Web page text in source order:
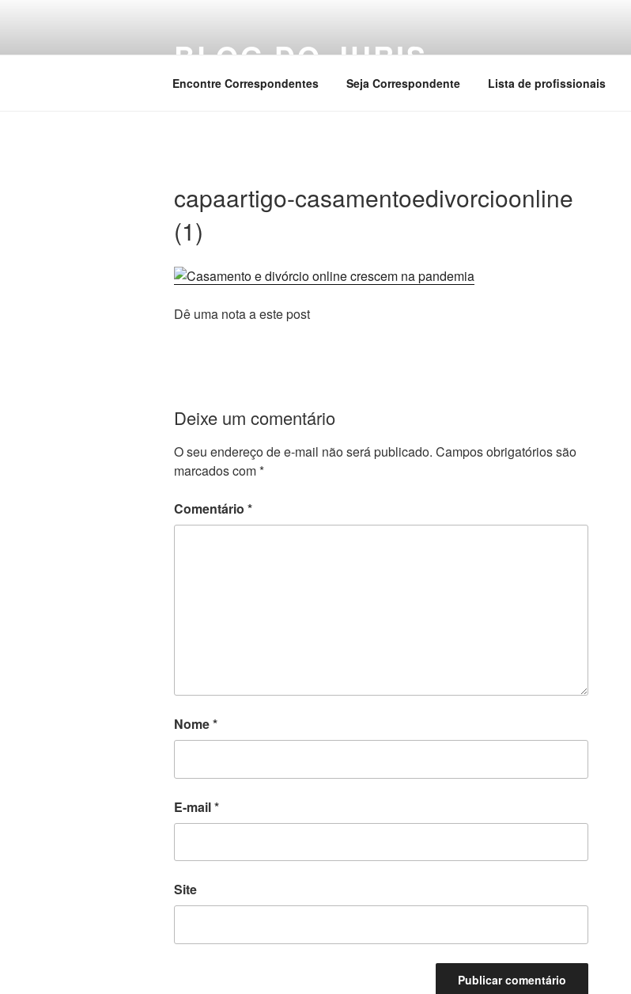
BLOG DO JURIS
Encontre Correspondentes Seja Correspondente Lista de profissionais
capaartigo-casamentoedivorcioonline
(1)
Dê uma nota a este post
Deixe um comentário
O seu endereço de e-mail não será publicado. Campos obrigatórios são
marcados com*
Comentário *
Nome*
E-mail*
Site